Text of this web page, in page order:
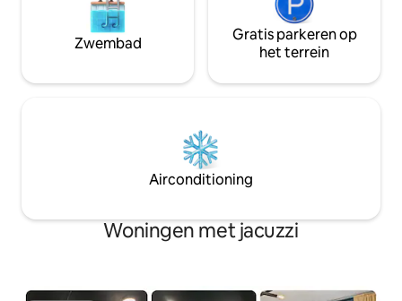
Zwembad
Gratis parkeren op
het terrein
Airconditioning
Woningen met jacuzzi